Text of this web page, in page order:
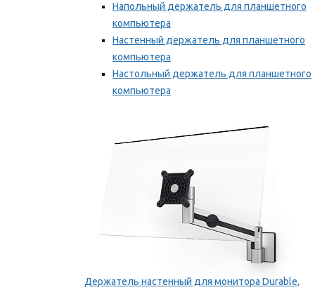
Напольный держатель для планшетного
компьютера
Настенный держатель для планшетного
компьютера
Настольный держатель для планшетного
компьютера
Держатель настенный для монитора Durable,